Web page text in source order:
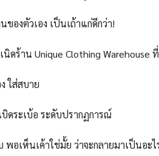
ของตัวเอง เป็นเถ้าแก่ดีกว่า!
นิดร้าน Unique Clothing Warehouse
ใส่สบาย
ดระเบ้อ ระดับปรากฏการณ์
พอเห็นเค้าใช่มั้ย ว่าจะกลายมาเป็นอะ